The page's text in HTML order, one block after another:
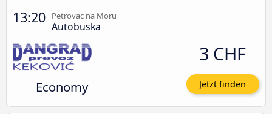
13:20 Petrovac na Moru
Autobuska
Economy
3 CHF
Jetzt finden